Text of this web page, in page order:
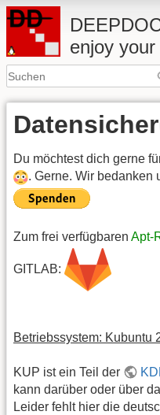
enjoy your
Du möchtest dich gerne
. Gerne. Wir bedanken
Zum frei verfügbaren Apt-
GITLAB:
Betriebssystem: Kubuntu
KUP ist ein Teil der
kann darüber oder über
Leider fehlt hier die